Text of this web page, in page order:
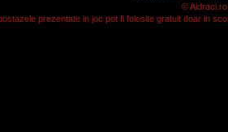
©
prezentate in joc pot fi folosite gratuit doar in